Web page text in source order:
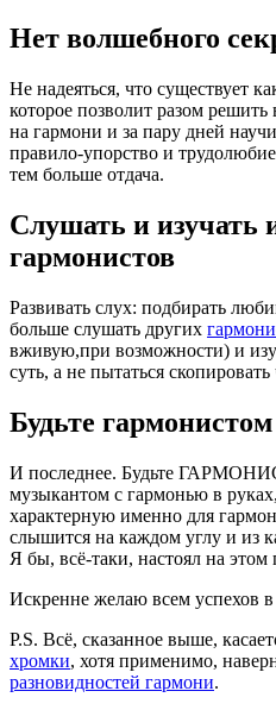
Нет волшебного
Не надеяться, что существует
которое позволит разом
на гармони и за пару дней
правило-упорство и
тем больше отдача.
Слушать и изучать
гармонистов
Развивать слух: подбирать
больше слушать других
вживую,при возможности) и
суть, а не пытаться
Будьте гармонистом
И последнее. Будьте
музыкантом с гармонью в
характерную именно для
слышится на каждом углу и
Я бы, всё-таки, настоял на этом
Искренне желаю всем успехов
P.S. Всё, сказанное выше,
хромки, хотя применимо,
разновидностей гармони.